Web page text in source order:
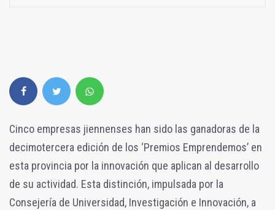
Cinco empresas jiennenses han sido las ganadoras de la
decimotercera edición de los ‘Premios Emprendemos’ en
esta provincia por la innovación que aplican al desarrollo
de su actividad. Esta distinción, impulsada por la
Consejería de Universidad, Investigación e Innovación, a